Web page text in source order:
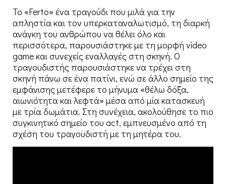
Το «Ferto» ένα τραγούδι που μιλά για την
απληστία και τον υπερκαταναλωτισμό, τη διαρκή
ανάγκη του ανθρώπου να θέλει όλο και
περισσότερα, παρουσιάστηκε με τη μορφή video
game και συνεχείς εναλλαγές στη σκηνή. Ο
τραγουδιστής παρουσιάστηκε να τρέχει στη
σκηνή πάνω σε ένα πατίνι, ενώ σε άλλο σημείο της
εμφάνισης μετέφερε το μήνυμα «θέλω δόξα,
αιωνιότητα και λεφτά» μέσα από μία κατασκευή
με τρία δωμάτια. Στη συνέχεια, ακολούθησε το πιο
συγκινητικό σημείο του act, εμπνευσμένο από τη
σχέση του τραγουδιστή με τη μητέρα του.